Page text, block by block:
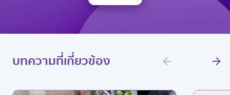
บทความที่เกี่ยวข้อง